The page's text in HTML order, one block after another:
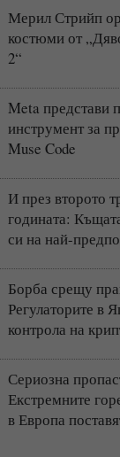
Мерил Стрийп
костюми от
2“
Meta представи
инструмент за
Muse Code
И през второто
годината:
си на най-
Борба срещу
Регулаторите в
контрола на
Сериозна
Екстремните
в Европа